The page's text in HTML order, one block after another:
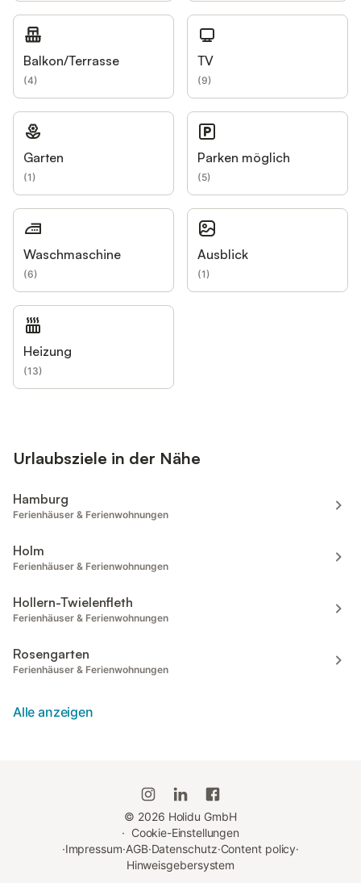
Balkon/Terrasse
(4)
TV
(9)
Garten
(1)
Parken möglich
(5)
Waschmaschine
(6)
Ausblick
(1)
Heizung
(13)
Urlaubsziele in der Nähe
Hamburg
Ferienhäuser & Ferienwohnungen
Holm
Ferienhäuser & Ferienwohnungen
Hollern-Twielenfleth
Ferienhäuser & Ferienwohnungen
Rosengarten
Ferienhäuser & Ferienwohnungen
Alle anzeigen
© 2026 Holidu GmbH
· Cookie-Einstellungen
·Impressum·AGB·Datenschutz·Content policy·
Hinweisgebersystem